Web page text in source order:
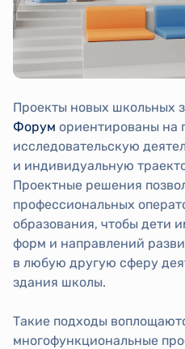
Проекты новых школьных
Форум ориентированы на
исследовательскую
и индивидуальную
Проектные решения
профессиональных
образования, чтобы дети
форм и направлений
в любую другую сферу
здания школы.
Такие подходы
многофункциональные